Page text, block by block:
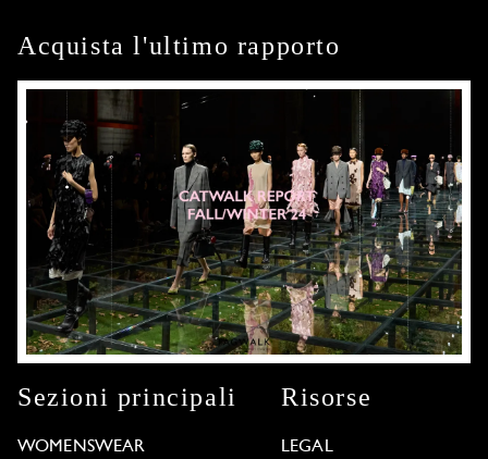
Acquista l'ultimo rapporto
Sezioni principali
WOMENSWEAR
Risorse
LEGAL